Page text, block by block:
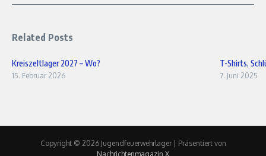
Related Posts
Kreiszeltlager 2027 – Wo?
15. Februar 2026
T-Shirts,
7. Juni 2025
Copyright © 2026 Jugendfeuerwehrlager | Präsentiert von
Nachrichtenmagazin X